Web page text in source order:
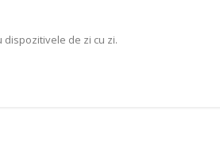
dispozitivele de zi cu zi.